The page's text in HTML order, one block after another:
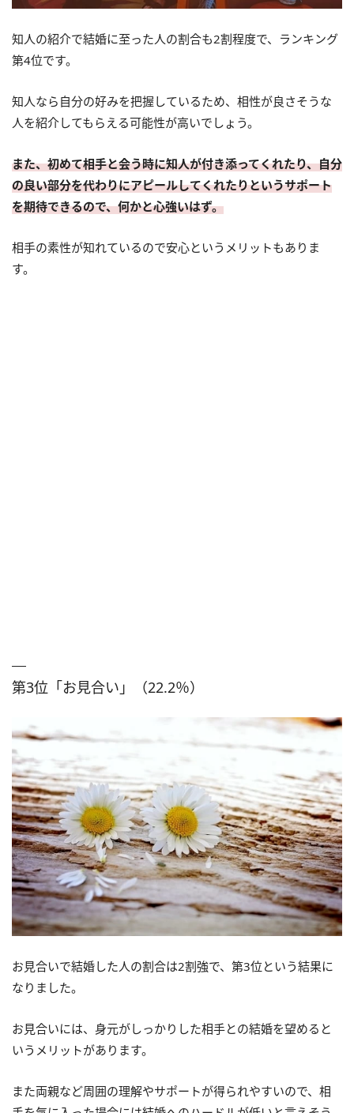
知人の紹介で結婚に至った人の割合も2割程度で、ランキング
第4位です。
知人なら自分の好みを把握しているため、相性が良さそうな
人を紹介してもらえる可能性が高いでしょう。
また、初めて相手と会う時に知人が付き添ってくれたり、自分
の良い部分を代わりにアピールしてくれたりというサポート
を期待できるので、何かと心強いはず。
相手の素性が知れているので安心というメリットもありま
す。
第3位「お見合い」（22.2％）
お見合いで結婚した人の割合は2割強で、第3位という結果に
なりました。
お見合いには、身元がしっかりした相手との結婚を望めると
いうメリットがあります。
また両親など周囲の理解やサポートが得られやすいので、相